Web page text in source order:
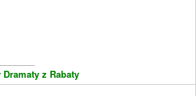
Dramaty z Rabaty